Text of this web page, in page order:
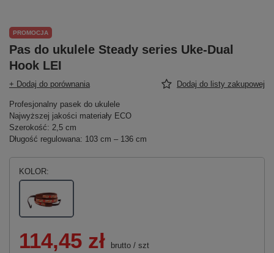
PROMOCJA
Pas do ukulele Steady series Uke-Dual
Hook LEI
+ Dodaj do porównania Dodaj do listy zakupowej
Profesjonalny pasek do ukulele
Najwyższej jakości materiały ECO
Szerokość: 2,5 cm
Długość regulowana: 103 cm – 136 cm
KOLOR
114,45 zł brutto / szt